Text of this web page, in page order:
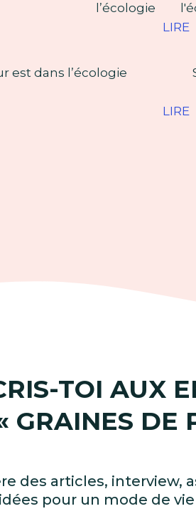
l’écologie
LIRE
est dans l’écologie
LIRE
TOI AUX
GRAINES DE
des articles, interview,
pour un mode de